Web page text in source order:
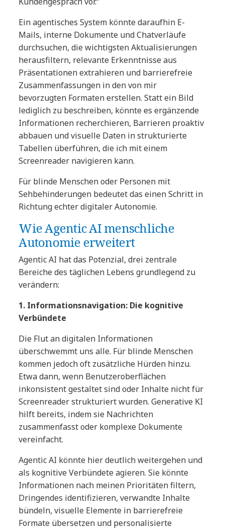
Ein agentisches System könnte daraufhin E-
Mails, interne Dokumente und Chatverläufe
durchsuchen, die wichtigsten Aktualisierungen
herausfiltern, relevante Erkenntnisse aus
Präsentationen extrahieren und barrierefreie
Zusammenfassungen in den von mir
bevorzugten Formaten erstellen. Statt ein Bild
lediglich zu beschreiben, könnte es ergänzende
Informationen recherchieren, Barrieren proaktiv
abbauen und visuelle Daten in strukturierte
Tabellen überführen, die ich mit einem
Screenreader navigieren kann.
Für blinde Menschen oder Personen mit
Sehbehinderungen bedeutet das einen Schritt in
Richtung echter digitaler Autonomie.
Wie Agentic AI menschliche
Autonomie erweitert
Agentic AI hat das Potenzial, drei zentrale
Bereiche des täglichen Lebens grundlegend zu
verändern:
1. Informationsnavigation: Die kognitive
Verbündete
Die Flut an digitalen Informationen
überschwemmt uns alle. Für blinde Menschen
kommen jedoch oft zusätzliche Hürden hinzu.
Etwa dann, wenn Benutzeroberflächen
inkonsistent gestaltet sind oder Inhalte nicht für
Screenreader strukturiert wurden. Generative KI
hilft bereits, indem sie Nachrichten
zusammenfasst oder komplexe Dokumente
vereinfacht.
Agentic AI könnte hier deutlich weitergehen und
als kognitive Verbündete agieren. Sie könnte
Informationen nach meinen Prioritäten filtern,
Dringendes identifizieren, verwandte Inhalte
bündeln, visuelle Elemente in barrierefreie
Formate übersetzen und personalisierte